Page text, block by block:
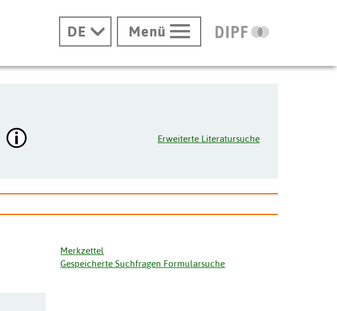
DE Menü
Erweiterte Literatursuche
Merkzettel
Gespeicherte Suchfragen Formularsuche